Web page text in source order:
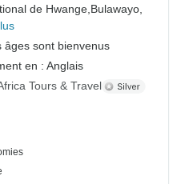
de Hwange,Bulawayo,
âges sont bienvenus
en : Anglais
Tours & Travel